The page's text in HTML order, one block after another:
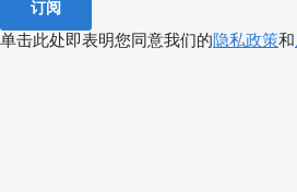
订阅
单击此处即表明您同意我们的隐私政策和